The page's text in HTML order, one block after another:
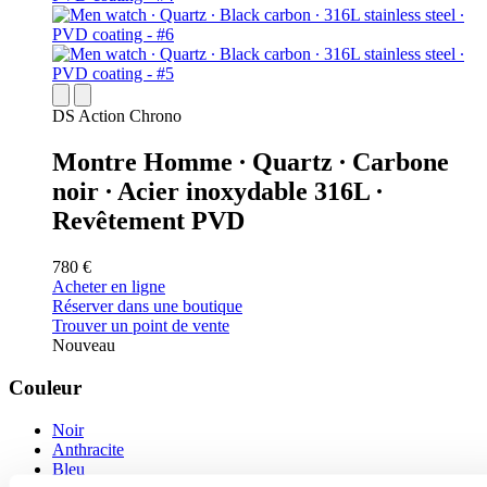
DS Action Chrono
Montre Homme ∙ Quartz ∙ Carbone
noir ∙ Acier inoxydable 316L ∙
Revêtement PVD
780 €
Acheter en ligne
Réserver dans une boutique
Trouver un point de vente
Nouveau
Couleur
Noir
Anthracite
Bleu